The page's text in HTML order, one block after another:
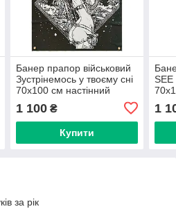
Банер прапор військовий
Зустрінемось у твоєму сні
70х100 см настінний
люверсами
1 100₴
Купити
SEE
1
за рік